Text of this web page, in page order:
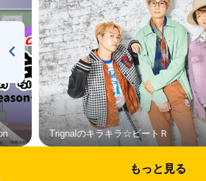
Trignalのキラキラ☆ビートＲ
もっと見る